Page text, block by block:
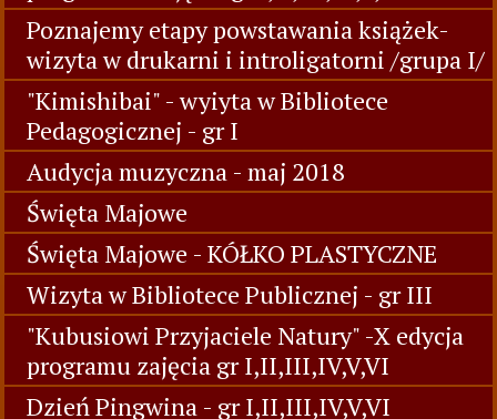
Poznajemy etapy powstawania książek-
wizyta w drukarni i introligatorni /grupa I/
"Kimishibai" - wyiyta w Bibliotece
Pedagogicznej - gr I
Audycja muzyczna - maj 2018
Święta Majowe
Święta Majowe - KÓŁKO PLASTYCZNE
Wizyta w Bibliotece Publicznej - gr III
"Kubusiowi Przyjaciele Natury" -X edycja
programu zajęcia gr I,II,III,IV,V,VI
Dzień Pingwina - gr I,II,III,IV,V,VI